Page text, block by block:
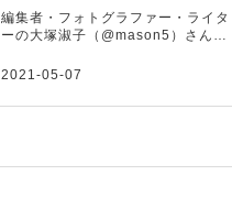
編集者・フォトグラファー・ライタ
ーの大塚淑子（@mason5）さん
本」の街の魅力、思い出を綴ってい
たっぷり紹介いただいています。素
2021-05-07